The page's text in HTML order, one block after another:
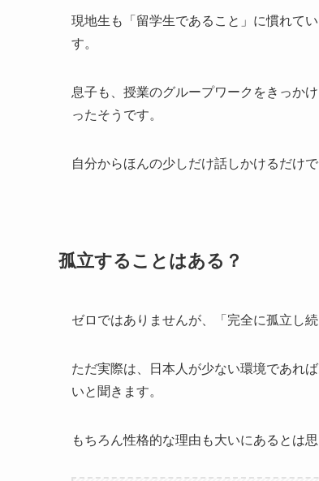
現地生も「留学生であること」に慣れて
す。
息子も、授業のグループワークをきっか
ったそうです。
自分からほんの少しだけ話しかけるだけ
孤立することはある？
ゼロではありませんが、「完全に孤立し
ただ実際は、日本人が少ない環境であれ
いと聞きます。
もちろん性格的な理由も大いにあるとは